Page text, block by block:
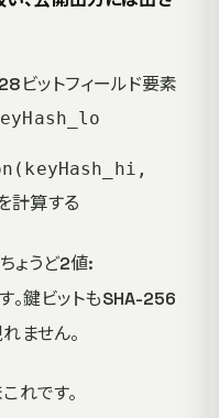
ビットフィールド要素
計算する
ょうど2値:
。鍵ビットもSHA-256
ません。
れです。